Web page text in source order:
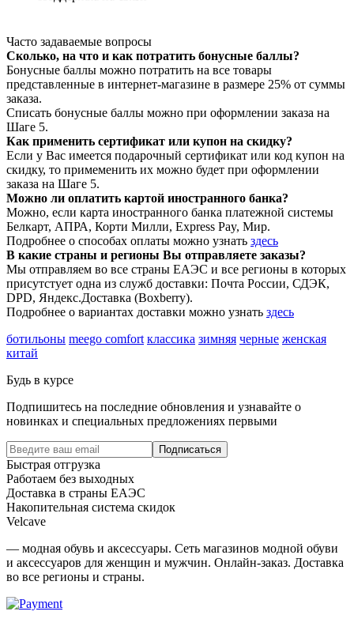
Часто задаваемые вопросы
Сколько, на что и как потратить бонусные баллы?
Бонусные баллы можно потратить на все товары
представленные в интернет-магазине в размере 25% от суммы
заказа.
Списать бонусные баллы можно при оформлении заказа на
Шаге 5.
Как применить сертификат или купон на скидку?
Если у Вас имеется подарочный сертификат или код купон на
скидку, то примеменить их можно будет при оформлении
заказа на Шаге 5.
Можно ли оплатить картой иностранного банка?
Можно, если карта иностранного банка платежной системы
Белкарт, АПРА, Корти Милли, Express Pay, Мир.
Подробнее о способах оплаты можно узнать здесь
В какие страны и регионы Вы отправляете заказы?
Мы отправляем во все страны ЕАЭС и все регионы в которых
присутстует одна из служб доставки: Почта России, СДЭК,
DPD, Яндекс.Доставка (Boxberry).
Подробнее о вариантах доставки можно узнать здесь
ботильоны meego comfort классика зимняя черные женская
китай
Будь в курсе
Подпишитесь на последние обновления и узнавайте о
новинках и специальных предложениях первыми
Подписаться
Быстрая отгрузка
Работаем без выходных
Доставка в страны ЕАЭС
Накопительная система скидок
Velcave
— модная обувь и аксессуары. Сеть магазинов модной обуви
и аксессуаров для женщин и мужчин. Онлайн-заказ. Доставка
во все регионы и страны.